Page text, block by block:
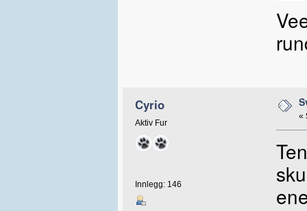
Cyrio
Aktiv Fur
Innlegg: 146
«